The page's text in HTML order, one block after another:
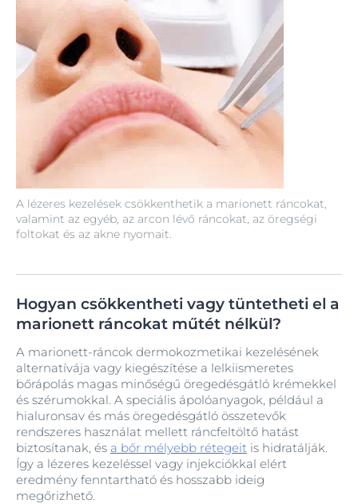
A lézeres kezelések csökkenthetik a marionett ráncokat,
valamint az egyéb, az arcon lévő ráncokat, az öregségi
foltokat és az akne nyomait.
Hogyan csökkentheti vagy tüntetheti el a
marionett ráncokat műtét nélkül?
A marionett‑ráncok dermokozmetikai kezelésének
alternatívája vagy kiegészítése a lelkiismeretes
bőrápolás magas minőségű öregedésgátló krémekkel
és szérumokkal. A speciális ápolóanyagok, például a
hialuronsav és más öregedésgátló összetevők
rendszeres használat mellett ráncfeltöltő hatást
biztosítanak, és a bőr mélyebb rétegeit is hidratálják.
Így a lézeres kezeléssel vagy injekciókkal elért
eredmény fenntartható és hosszabb ideig
megőrizhető.